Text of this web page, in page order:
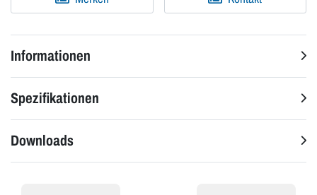
Informationen
Spezifikationen
Downloads